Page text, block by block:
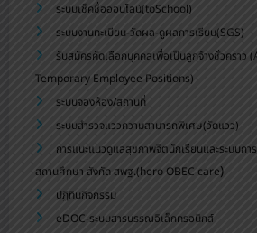
ระบบเช็คชื่อออนไลน์(toSchool)
ระบบงานทะเบียน-วัดผล-ดูผลการเรียน(SGS)
รับสมัครคัดเลือกบุคคลเพื่อเป็นลูกจ้างชั่วคราว
Temporary Employee Positions)
ระบบจองห้อง/สถานที่
ระบบสำรวจแววความสามารถพิเศษ(วัดแวว)
การแนะแนวดูแลสุขภาพจิตนักเรียนและระบบกา
สถานศึกษา สังกัด สพฐ.(hero OBEC care)
ปฏิทินกิจกรรม
eDOC-ระบบสารบรรณอิเล็กทรอนิกส์